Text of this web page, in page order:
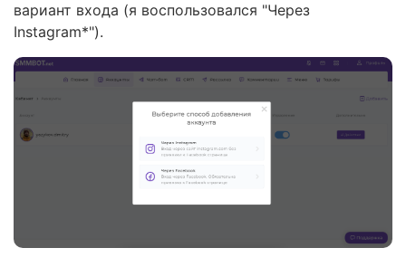
вариант входа (я воспользовался "Через
Instagram*").